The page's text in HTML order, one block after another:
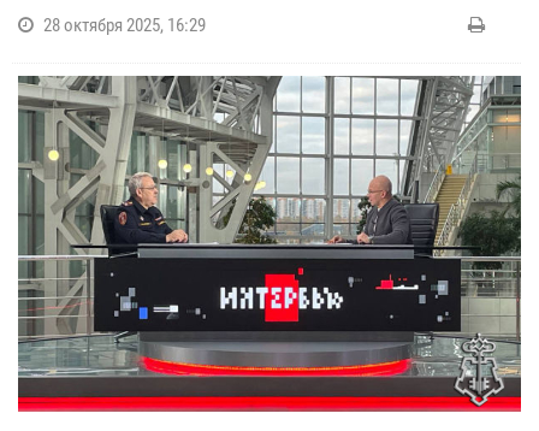
28 октября 2025, 16:29